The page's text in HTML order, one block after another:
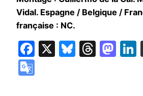
Vidal. Espagne / Belgique /
française : NC.
Facebook
X Bluesky